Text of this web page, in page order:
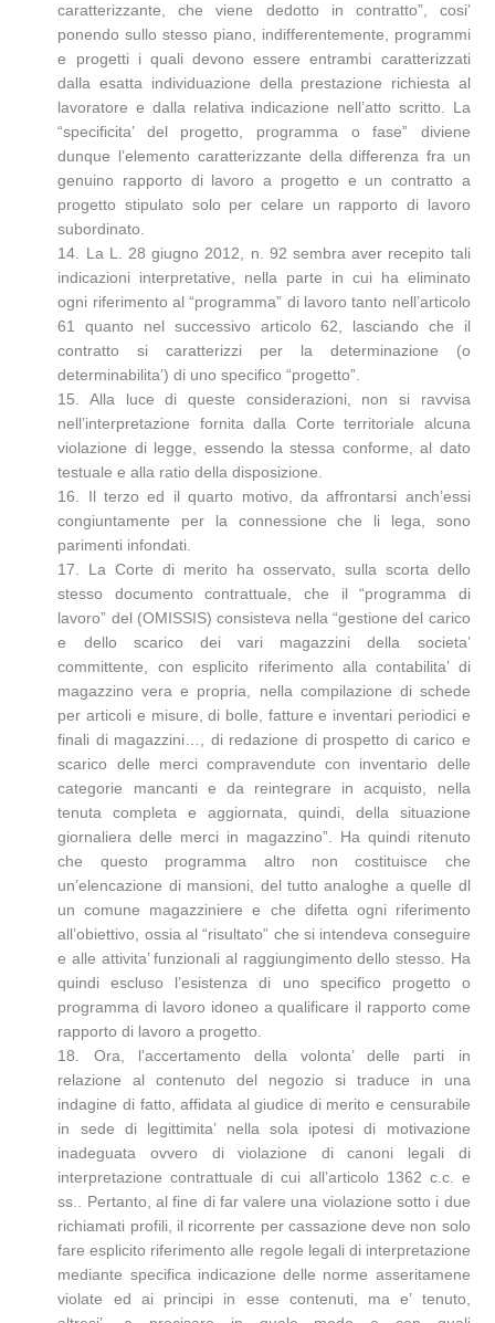
caratterizzante, che viene dedotto in contratto”, cosi’
ponendo sullo stesso piano, indifferentemente, programmi
e progetti i quali devono essere entrambi caratterizzati
dalla esatta individuazione della prestazione richiesta al
lavoratore e dalla relativa indicazione nell’atto scritto. La
“specificita’ del progetto, programma o fase” diviene
dunque l’elemento caratterizzante della differenza fra un
genuino rapporto di lavoro a progetto e un contratto a
progetto stipulato solo per celare un rapporto di lavoro
subordinato.
14. La L. 28 giugno 2012, n. 92 sembra aver recepito tali
indicazioni interpretative, nella parte in cui ha eliminato
ogni riferimento al “programma” di lavoro tanto nell’articolo
61 quanto nel successivo articolo 62, lasciando che il
contratto si caratterizzi per la determinazione (o
determinabilita’) di uno specifico “progetto”.
15. Alla luce di queste considerazioni, non si ravvisa
nell’interpretazione fornita dalla Corte territoriale alcuna
violazione di legge, essendo la stessa conforme, al dato
testuale e alla ratio della disposizione.
16. Il terzo ed il quarto motivo, da affrontarsi anch’essi
congiuntamente per la connessione che li lega, sono
parimenti infondati.
17. La Corte di merito ha osservato, sulla scorta dello
stesso documento contrattuale, che il “programma di
lavoro” del (OMISSIS) consisteva nella “gestione del carico
e dello scarico dei vari magazzini della societa’
committente, con esplicito riferimento alla contabilita’ di
magazzino vera e propria, nella compilazione di schede
per articoli e misure, di bolle, fatture e inventari periodici e
finali di magazzini…, di redazione di prospetto di carico e
scarico delle merci compravendute con inventario delle
categorie mancanti e da reintegrare in acquisto, nella
tenuta completa e aggiornata, quindi, della situazione
giornaliera delle merci in magazzino”. Ha quindi ritenuto
che questo programma altro non costituisce che
un’elencazione di mansioni, del tutto analoghe a quelle dl
un comune magazziniere e che difetta ogni riferimento
all’obiettivo, ossia al “risultato” che si intendeva conseguire
e alle attivita’ funzionali al raggiungimento dello stesso. Ha
quindi escluso l’esistenza di uno specifico progetto o
programma di lavoro idoneo a qualificare il rapporto come
rapporto di lavoro a progetto.
18. Ora, l’accertamento della volonta’ delle parti in
relazione al contenuto del negozio si traduce in una
indagine di fatto, affidata al giudice di merito e censurabile
in sede di legittimita’ nella sola ipotesi di motivazione
inadeguata ovvero di violazione di canoni legali di
interpretazione contrattuale di cui all’articolo 1362 c.c. e
ss.. Pertanto, al fine di far valere una violazione sotto i due
richiamati profili, il ricorrente per cassazione deve non solo
fare esplicito riferimento alle regole legali di interpretazione
mediante specifica indicazione delle norme asseritamene
violate ed ai principi in esse contenuti, ma e’ tenuto,